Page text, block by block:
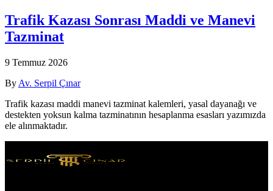
Trafik Kazası Sonrası Maddi ve Manevi
Tazminat
9 Temmuz 2026
By Av. Serpil Çınar
Trafik kazası maddi manevi tazminat kalemleri, yasal dayanağı ve
destekten yoksun kalma tazminatının hesaplanma esasları yazımızda
ele alınmaktadır.